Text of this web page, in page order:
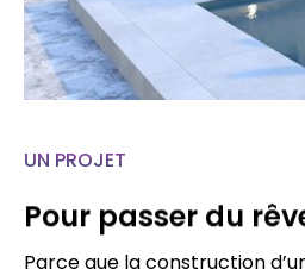
UN PROJET
Pour passer du
Parce que la construction